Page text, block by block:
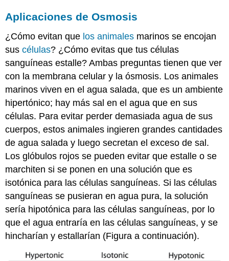
Aplicaciones de Osmosis
¿Cómo evitan que los animales marinos se encojan
suscélulas? ¿Cómo evitas que tus células
sanguíneas estalle? Ambas preguntas tienen que ver
con la membrana celular y la ósmosis. Los animales
marinos viven en el agua salada, que es un ambiente
hipertónico; hay más sal en el agua que en sus
células. Para evitar perder demasiada agua de sus
cuerpos, estos animales ingieren grandes cantidades
de agua salada y luego secretan el exceso de sal.
Los glóbulos rojos se pueden evitar que estalle o se
marchiten si se ponen en una solución que es
isotónica para las células sanguíneas. Si las células
sanguíneas se pusieran en agua pura, la solución
sería hipotónica para las células sanguíneas, por lo
que el agua entraría en las células sanguíneas, y se
hincharían y estallarían (Figura a continuación).